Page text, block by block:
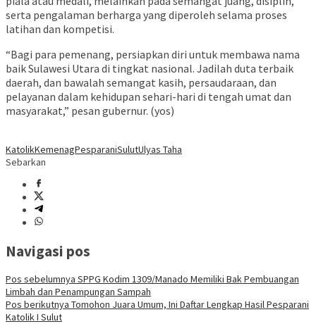
serta pengalaman berharga yang diperoleh selama proses
latihan dan kompetisi.
“Bagi para pemenang, persiapkan diri untuk membawa nama
baik Sulawesi Utara di tingkat nasional. Jadilah duta terbaik
daerah, dan bawalah semangat kasih, persaudaraan, dan
pelayanan dalam kehidupan sehari-hari di tengah umat dan
masyarakat,” pesan gubernur. (yos)
KatolikKemenagPesparaniSulutUlyas Taha
Sebarkan
Navigasi pos
Pos sebelumnya SPPG Kodim 1309/Manado Memiliki Bak Pembuangan
Limbah dan Penampungan Sampah
Pos berikutnya Tomohon Juara Umum, Ini Daftar Lengkap Hasil Pesparani
Katolik I Sulut